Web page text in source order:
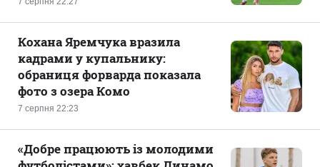
7 серпня 22:23
Кохана Яремчука вразила
кадрами у купальнику:
обраниця форварда показала
фото з озера Комо
«Добре працюють із молодими